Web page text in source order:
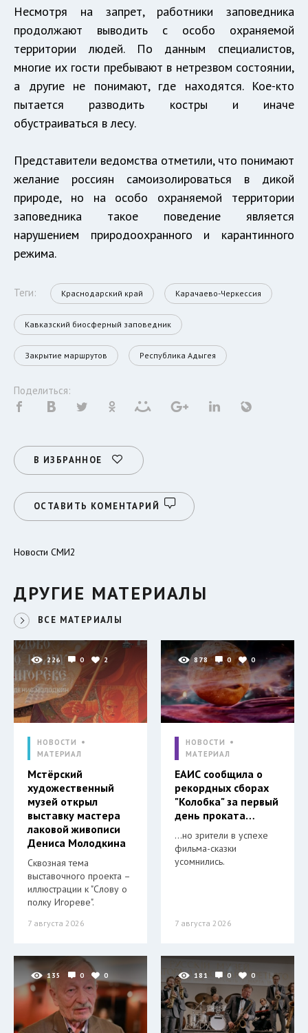
Несмотря на запрет, работники заповедника
продолжают выводить с особо охраняемой
территории людей. По данным специалистов,
многие их гости пребывают в нетрезвом состоянии,
а другие не понимают, где находятся. Кое-кто
пытается разводить костры и иначе
обустраиваться в лесу.
Представители ведомства отметили, что понимают
желание россиян самоизолироваться в дикой
природе, но на особо охраняемой территории
заповедника такое поведение является
нарушением природоохранного и карантинного
режима.
Теги: Краснодарский край Карачаево-Черкессия
Кавказский биосферный заповедник
Закрытие маршрутов Республика Адыгея
Поделиться:
В ИЗБРАННОЕ
ОСТАВИТЬ КОМЕНТАРИЙ
Новости СМИ2
ДРУГИЕ МАТЕРИАЛЫ
ВСЕ МАТЕРИАЛЫ
226 0 2
НОВОСТИ
МАТЕРИАЛ
Мстёрский
художественный
музей открыл
выставку мастера
лаковой живописи
Дениса Молодкина
Сквозная тема
выставочного проекта –
иллюстрации к "Слову о
полку Игореве".
7 августа 2026
878 0 0
НОВОСТИ
МАТЕРИАЛ
ЕАИС сообщила о
рекордных сборах
"Колобка" за первый
день проката…
…но зрители в успехе
фильма-сказки
усомнились.
7 августа 2026
135 0 0 181 0 0